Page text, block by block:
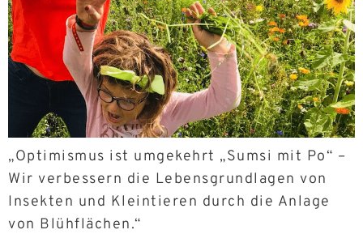
„Optimismus ist umgekehrt „Sumsi mit Po“ –
Wir verbessern die Lebensgrundlagen von
Insekten und Kleintieren durch die Anlage
von Blühflächen.“